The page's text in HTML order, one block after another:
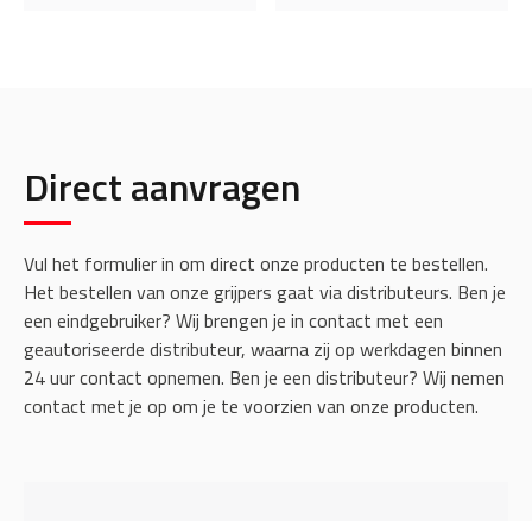
Direct aanvragen
Vul het formulier in om direct onze producten te bestellen.
Het bestellen van onze grijpers gaat via distributeurs. Ben je
een eindgebruiker? Wij brengen je in contact met een
geautoriseerde distributeur, waarna zij op werkdagen binnen
24 uur contact opnemen. Ben je een distributeur? Wij nemen
contact met je op om je te voorzien van onze producten.